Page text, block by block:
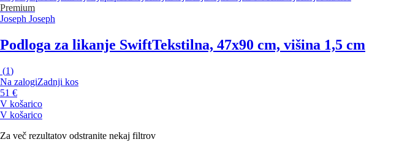
Premium
Joseph Joseph
Podloga za likanje SwiftTekstilna, 47x90 cm, višina 1,5 cm
(1)
Na zalogiZadnji kos
51 €
V košarico
V košarico
Za več rezultatov odstranite nekaj filtrov